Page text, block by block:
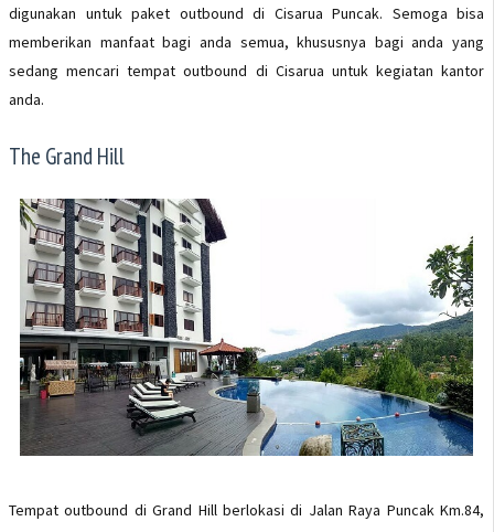
digunakan untuk paket outbound di Cisarua Puncak. Semoga bisa
memberikan manfaat bagi anda semua, khususnya bagi anda yang
sedang mencari tempat outbound di Cisarua untuk kegiatan kantor
anda.
The Grand Hill
Tempat outbound di Grand Hill berlokasi di Jalan Raya Puncak Km.84,